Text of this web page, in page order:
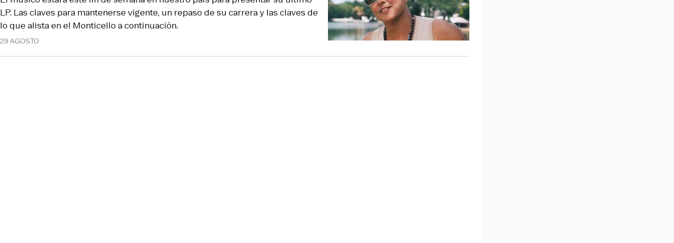
29 AGOSTO
LP. Las claves para mantenerse vigente, un repaso de su carrera y las claves de
lo que alista en el Monticello a continuación.